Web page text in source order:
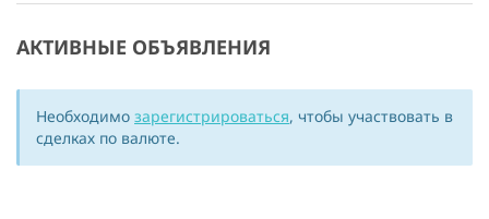
АКТИВНЫЕ ОБЪЯВЛЕНИЯ
Необходимо зарегистрироваться, чтобы участвовать в
сделках по валюте.